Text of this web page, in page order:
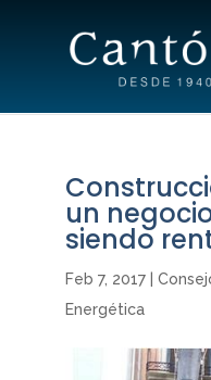
un
siendo
Feb 7, 2017|
Energética